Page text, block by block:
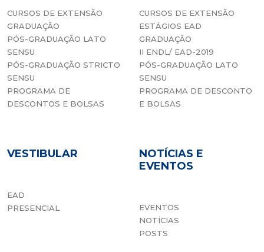
CURSOS DE EXTENSÃO
GRADUAÇÃO
PÓS-GRADUAÇÃO LATO
SENSU
PÓS-GRADUAÇÃO STRICTO
SENSU
PROGRAMA DE
DESCONTOS E BOLSAS
CURSOS DE EXTENSÃO
ESTÁGIOS EAD
GRADUAÇÃO
II ENDL/ EAD-2019
PÓS-GRADUAÇÃO LATO
SENSU
PROGRAMA DE DESCONTO
E BOLSAS
VESTIBULAR
EAD
PRESENCIAL
NOTÍCIAS E
EVENTOS
EVENTOS
NOTÍCIAS
POSTS